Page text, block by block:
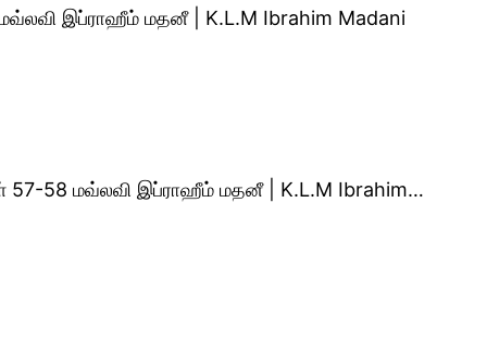
மவ்லவி இப்ராஹீம் மதனீ | K.L.M Ibrahim Madani
58 மவ்லவி இப்ராஹீம் மதனீ | K.L.M Ibrahim…